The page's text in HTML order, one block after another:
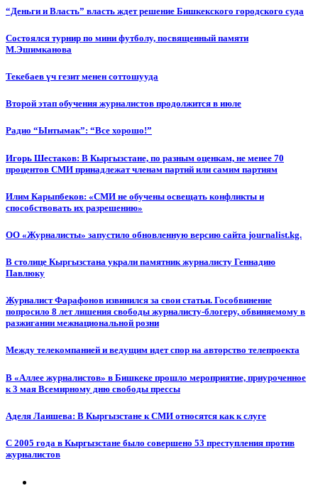
“Деньги и Власть” власть ждет решение Бишкекского городского суда
Состоялся турнир по мини футболу, посвященный памяти
М.Эшимканова
Текебаев үч гезит менен соттошууда
Второй этап обучения журналистов продолжится в июле
Радио “Ынтымак”: “Все хорошо!”
Игорь Шестаков: В Кыргызстане, по разным оценкам, не менее 70
процентов СМИ принадлежат членам партий или самим партиям
Илим Карыпбеков: «СМИ не обучены освещать конфликты и
способствовать их разрешению»
ОО «Журналисты» запустило обновленную версию сайта journalist.kg.
В столице Кыргызстана украли памятник журналисту Геннадию
Павлюку
Журналист Фарафонов извинился за свои статьи. Гособвинение
попросило 8 лет лишения свободы журналисту-блогеру, обвиняемому в
разжигании межнациональной розни
Между телекомпанией и ведущим идет спор на авторство телепроекта
В «Аллее журналистов» в Бишкеке прошло мероприятие, приуроченное
к 3 мая Всемирному дню свободы прессы
Аделя Лаишева: В Кыргызстане к СМИ относятся как к слуге
С 2005 года в Кыргызстане было совершено 53 преступления против
журналистов